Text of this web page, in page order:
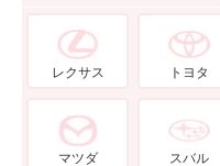
レクサス トヨタ
マツダ スバル